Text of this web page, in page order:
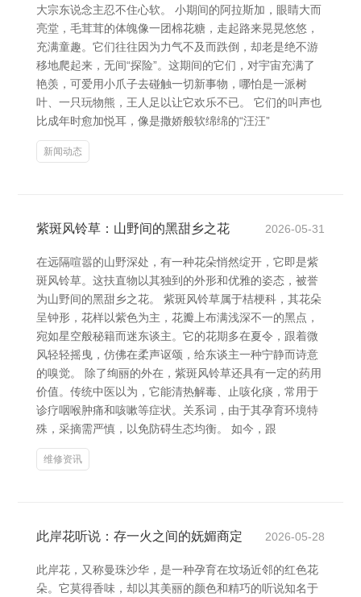
大宗东说念主忍不住心软。 小期间的阿拉斯加，眼睛大而
亮堂，毛茸茸的体魄像一团棉花糖，走起路来晃晃悠悠，
充满童趣。它们往往因为力气不及而跌倒，却老是绝不游
移地爬起来，无间“探险”。这期间的它们，对宇宙充满了
艳羡，可爱用小爪子去碰触一切新事物，哪怕是一派树
叶、一只玩物熊，王人足以让它欢乐不已。 它们的叫声也
比成年时愈加悦耳，像是撒娇般软绵绵的“汪汪”
新闻动态
紫斑风铃草：山野间的黑甜乡之花 2026-05-31
在远隔喧嚣的山野深处，有一种花朵悄然绽开，它即是紫
斑风铃草。这扶直物以其独到的外形和优雅的姿态，被誉
为山野间的黑甜乡之花。 紫斑风铃草属于桔梗科，其花朵
呈钟形，花样以紫色为主，花瓣上布满浅深不一的黑点，
宛如星空般秘籍而迷东谈主。它的花期多在夏令，跟着微
风轻轻摇曳，仿佛在柔声讴颂，给东谈主一种宁静而诗意
的嗅觉。 除了绚丽的外在，紫斑风铃草还具有一定的药用
价值。传统中医以为，它能清热解毒、止咳化痰，常用于
诊疗咽喉肿痛和咳嗽等症状。关系词，由于其孕育环境特
殊，采摘需严慎，以免防碍生态均衡。 如今，跟
维修资讯
此岸花听说：存一火之间的妩媚商定 2026-05-28
此岸花，又称曼珠沙华，是一种孕育在坟场近邻的红色花
朵。它莫得香味，却以其美丽的颜色和精巧的听说知名于